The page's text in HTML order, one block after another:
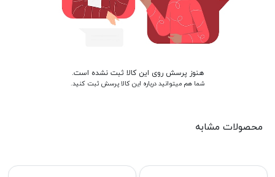
هنوز پرسش روی این کالا ثبت نشده است.
شما هم میتوانید درباره این کالا پرسش ثبت کنید.
محصولات مشابه